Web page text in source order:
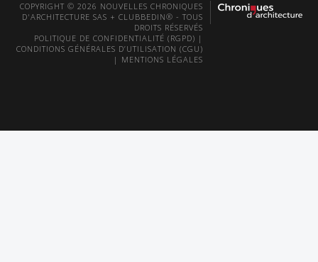
COPYRIGHT © 2026 NOUVELLES CHRONIQUES
D'ARCHITECTURE SAS + CLUBBEDIN® - TOUS
DROITS RÉSERVÉS
POLITIQUE DE CONFIDENTIALITÉ (RGPD) |
CONDITIONS GÉNÉRALES D’UTILISATION (CGU)
| MENTIONS LÉGALES